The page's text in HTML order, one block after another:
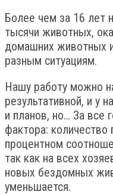
Более чем за 16 лет
тысячи животных,
домашних животных
разным ситуациям.
Нашу работу можно
результативной, и у
и планов, но… За все
фактора:
процентном
так как на всех
новых бездомных
уменьшается.